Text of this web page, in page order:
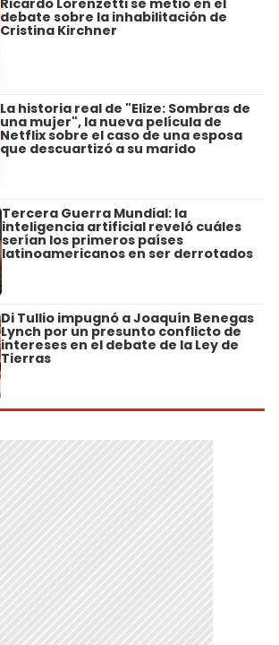
debate sobre la inhabilitación de
Cristina Kirchner
La historia real de "Elize: Sombras de
una mujer", la nueva película de
Netflix sobre el caso de una esposa
que descuartizó a su marido
Tercera Guerra Mundial: la
inteligencia artificial reveló cuáles
serían los primeros países
latinoamericanos en ser derrotados
Di Tullio impugnó a Joaquín Benegas
Lynch por un presunto conflicto de
intereses en el debate de la Ley de
Tierras